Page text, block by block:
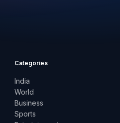
Categories
India
World
Business
Sports